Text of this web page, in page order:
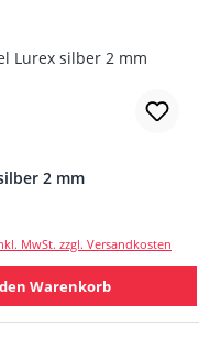
2 mm
MwSt. zzgl. Versandkosten
Warenkorb